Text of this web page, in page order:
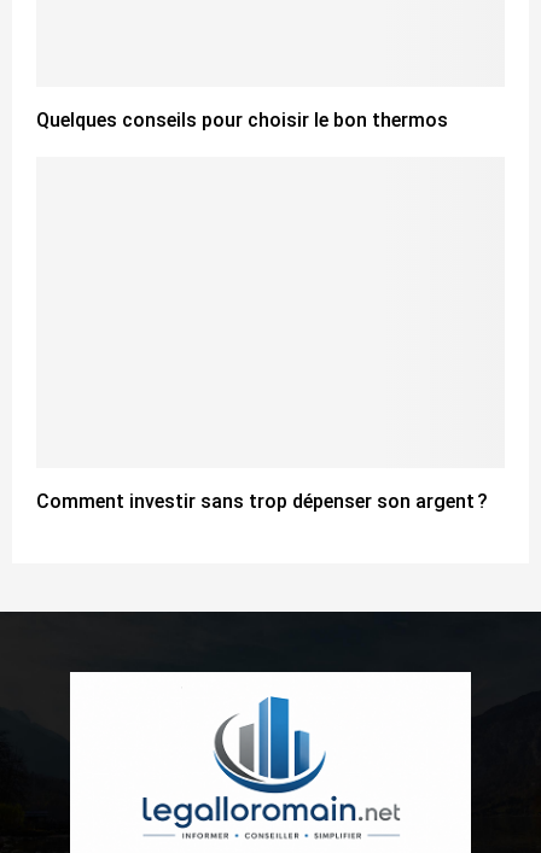
Quelques conseils pour choisir le bon thermos
Comment investir sans trop dépenser son argent ?